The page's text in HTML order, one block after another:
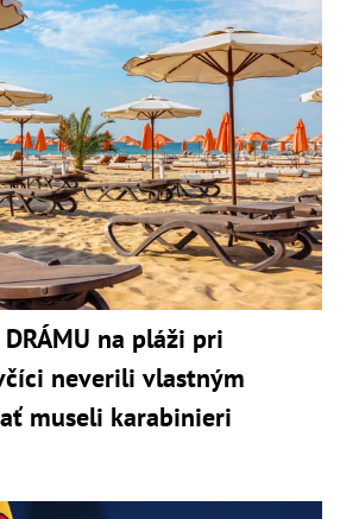
na pláži pri
neverili vlastným
museli karabinieri